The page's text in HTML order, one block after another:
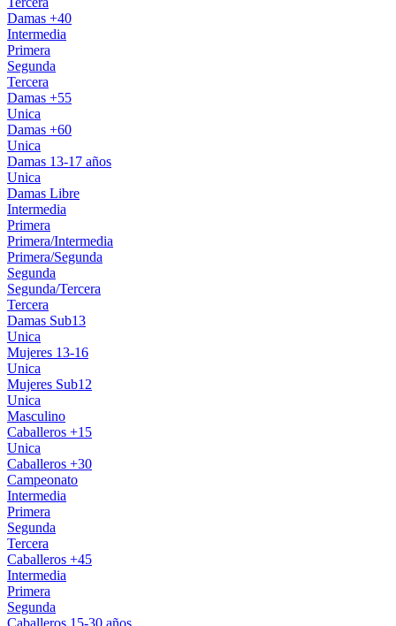
Damas +40
Intermedia
Primera
Segunda
Tercera
Damas +55
Unica
Damas +60
Unica
Damas 13-17 años
Unica
Damas Libre
Intermedia
Primera
Primera/Intermedia
Primera/Segunda
Segunda
Segunda/Tercera
Tercera
Damas Sub13
Unica
Mujeres 13-16
Unica
Mujeres Sub12
Unica
Masculino
Caballeros +15
Unica
Caballeros +30
Campeonato
Intermedia
Primera
Segunda
Tercera
Caballeros +45
Intermedia
Primera
Segunda